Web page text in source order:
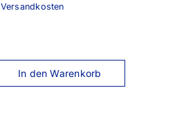
Versandkosten
In den Warenkorb